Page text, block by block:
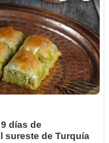
días de
sureste de Turquía